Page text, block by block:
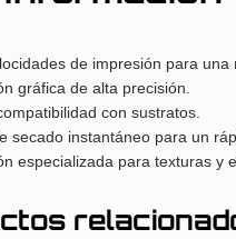
de impresión para una
gráfica de alta precisión.
con sustratos.
secado instantáneo para un
especializada para texturas y